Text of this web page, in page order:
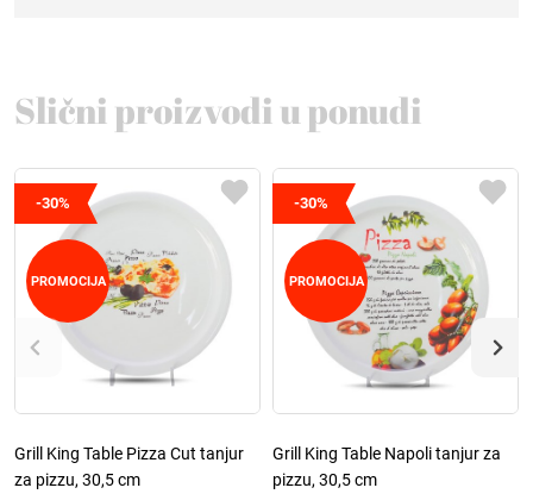
Slični proizvodi u ponudi
-30%
PROMOCIJA
Grill King Table Pizza Cut tanjur
za pizzu, 30,5 cm
-30%
PROMOCIJA
Grill King Table Napoli tanjur za
pizzu, 30,5 cm